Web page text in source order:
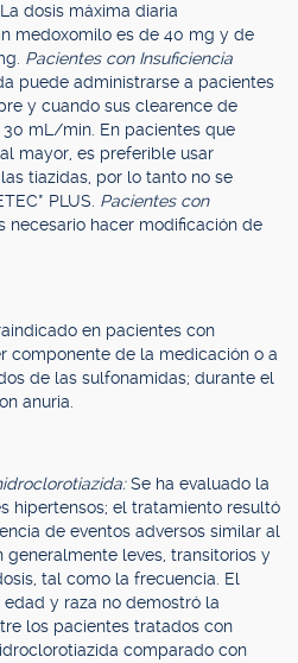
dosis máxima diaria
medoxomilo es de 40 mg y de
Pacientes con Insuficiencia
puede administrarse a pacientes
y cuando sus clearence de
mL/min. En pacientes que
mayor, es preferible usar
tiazidas, por lo tanto no se
PLUS. Pacientes con
necesario hacer modificación de
en pacientes con
componente de la medicación o a
de las sulfonamidas; durante el
anuria.
Se ha evaluado la
hipertensos; el tratamiento resultó
de eventos adversos similar al
generalmente leves, transitorios y
tal como la frecuencia. El
y raza no demostró la
los pacientes tratados con
comparado con